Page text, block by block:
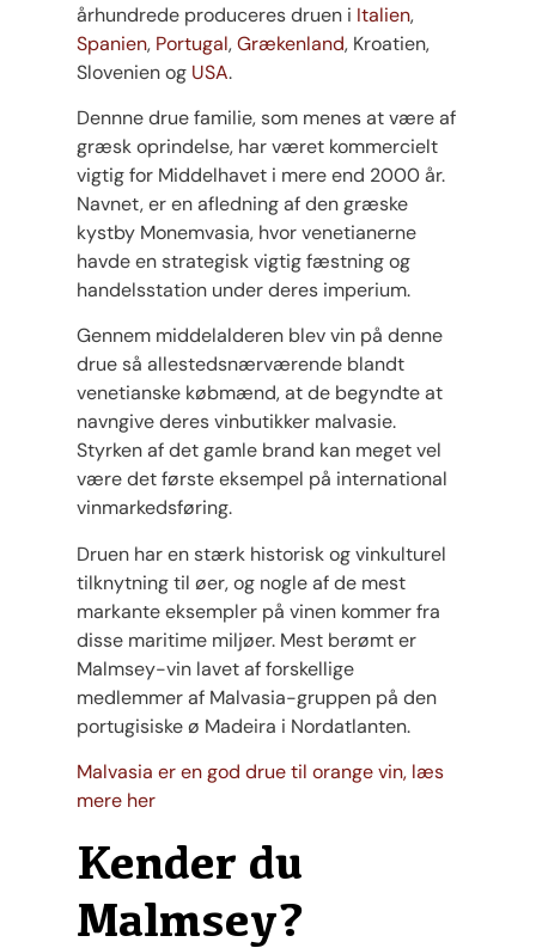
århundrede produceres druen i Italien,
Spanien, Portugal,Grækenland, Kroatien,
Slovenien og USA.
Dennne drue familie, som menes at være af
græsk oprindelse, har været kommercielt
vigtig for Middelhavet i mere end 2000 år.
Navnet, er en afledning af den græske
kystby Monemvasia, hvor venetianerne
havde en strategisk vigtig fæstning og
handelsstation under deres imperium.
Gennem middelalderen blev vin på denne
drue så allestedsnærværende blandt
venetianske købmænd, at de begyndte at
navngive deres vinbutikker malvasie.
Styrken af ​​det gamle brand kan meget vel
være det første eksempel på international
vinmarkedsføring.
Druen har en stærk historisk og vinkulturel
tilknytning til øer, og nogle af de mest
markante eksempler på vinen kommer fra
disse maritime miljøer. Mest berømt er
Malmsey-vin lavet af forskellige
medlemmer af Malvasia-gruppen på den
portugisiske ø Madeira i Nordatlanten.
Malvasia er en god drue til orange vin, læs
mere her
Kender du
Malmsey?